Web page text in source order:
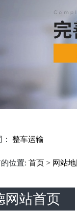
整车运输
位置: 首页 > 网站地
网站首页